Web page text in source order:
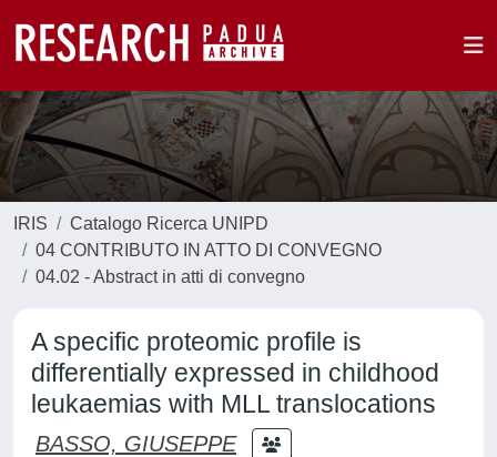
IRIS
Catalogo Ricerca UNIPD
04 CONTRIBUTO IN ATTO DI CONVEGNO
04.02 - Abstract in atti di convegno
A specific proteomic profile is
differentially expressed in childhood
leukaemias with MLL translocations
BASSO, GIUSEPPE